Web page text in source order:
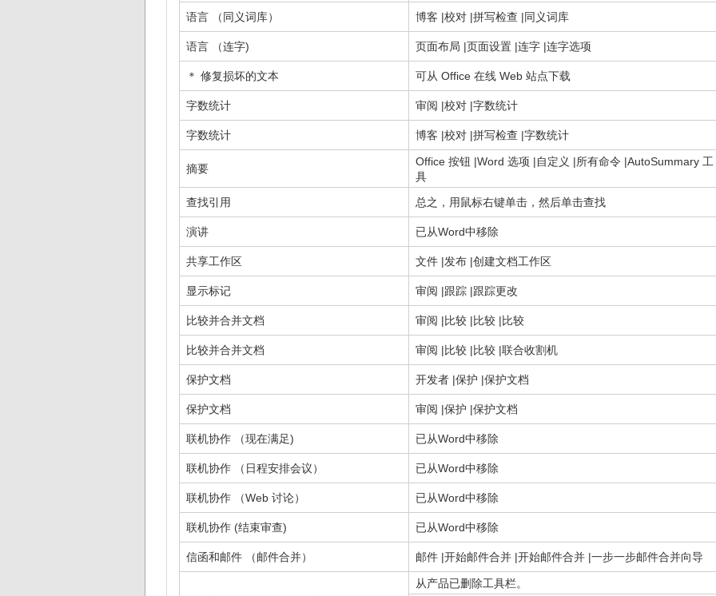
语言 （同义词库） 博客 |校对 |拼写检查 |同义词库
语言 （连字) 页面布局 |页面设置 |连字 |连字选项
＊ 修复损坏的文本 可从 Office 在线 Web 站点下载
字数统计 审阅 |校对 |字数统计
字数统计 博客 |校对 |拼写检查 |字数统计
摘要
Office 按钮 |Word 选项 |自定义 |所有命令 |AutoSummary 工
具
查找引用
总之，用鼠标右键单击，然后单击查找
演讲 已从Word中移除
共享工作区 文件 |发布 |创建文档工作区
显示标记 审阅 |跟踪 |跟踪更改
比较并合并文档 审阅 |比较 |比较 |比较
比较并合并文档 审阅 |比较 |比较 |联合收割机
保护文档 开发者 |保护 |保护文档
保护文档 审阅 |保护 |保护文档
联机协作 （现在满足) 已从Word中移除
联机协作 （日程安排会议） 已从Word中移除
联机协作 （Web 讨论） 已从Word中移除
联机协作 (结束审查) 已从Word中移除
信函和邮件 （邮件合并） 邮件 |开始邮件合并 |开始邮件合并 |一步一步邮件合并向导
从产品已删除工具栏。